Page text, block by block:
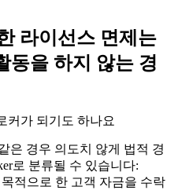
라이선스 면제는
동을 하지 않는 경
커가 되기도 하나요
은 경우 의도치 않게 법적 경
로 분류될 수 있습니다:
적으로 한 고객 자금을 수락